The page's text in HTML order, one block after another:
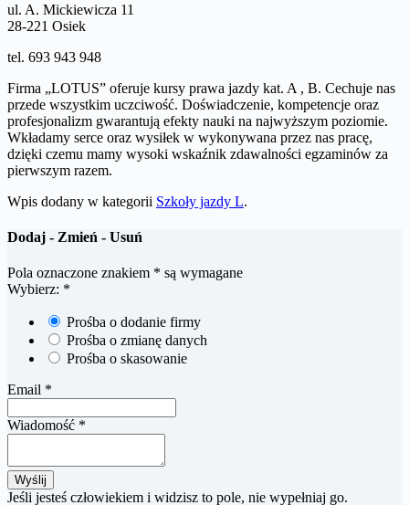
ul. A. Mickiewicza 11
28-221 Osiek
tel. 693 943 948
Firma „LOTUS” oferuje kursy prawa jazdy kat. A , B. Cechuje nas
przede wszystkim uczciwość. Doświadczenie, kompetencje oraz
profesjonalizm gwarantują efekty nauki na najwyższym poziomie.
Wkładamy serce oraz wysiłek w wykonywana przez nas pracę,
dzięki czemu mamy wysoki wskaźnik zdawalności egzaminów za
pierwszym razem.
Wpis dodany w kategorii Szkoły jazdy L.
Dodaj - Zmień - Usuń
Pola oznaczone znakiem * są wymagane
Wybierz: *
Prośba o dodanie firmy
Prośba o zmianę danych
Prośba o skasowanie
Email *
Wiadomość *
Jeśli jesteś człowiekiem i widzisz to pole, nie wypełniaj go.